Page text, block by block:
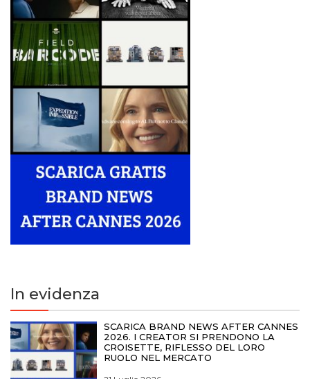
In evidenza
SCARICA BRAND NEWS AFTER CANNES
2026. I CREATOR SI PRENDONO LA
CROISETTE, RIFLESSO DEL LORO
RUOLO NEL MERCATO